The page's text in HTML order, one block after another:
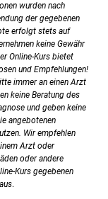
wurden nach
der gegebenen
erfolgt stets auf
keine Gewähr
Online-Kurs bietet
und Empfehlungen!
immer an einen Arzt
keine Beratung des
und geben keine
angebotenen
Wir empfehlen
Arzt oder
oder andere
Kurs gegebenen
.